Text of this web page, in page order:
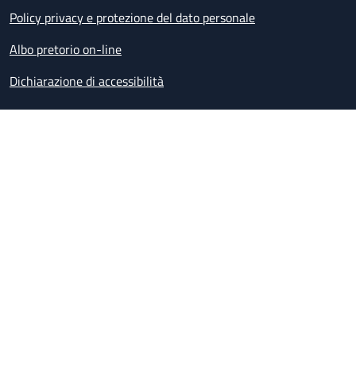
Policy privacy e protezione del dato personale
Albo pretorio on-line
Dichiarazione di accessibilità